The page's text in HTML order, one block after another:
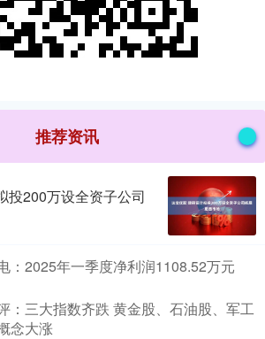
推荐资讯
投200万设全资子公司
：2025年一季度净利润1108.52万元
：三大指数齐跌 黄金股、石油股、军工
念大涨